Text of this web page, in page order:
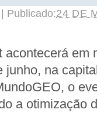
Publicado:24 DE
em
junho, na
o
a otimização